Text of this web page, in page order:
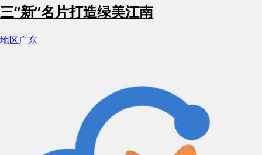
三“新”名片打造绿美江南
地区广东